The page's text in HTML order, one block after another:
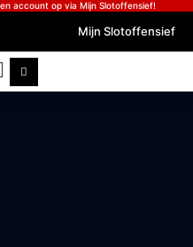
account op via Mijn Slotoffensief!
Mijn Slotoffensief